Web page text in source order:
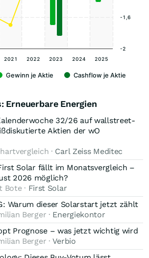
Gewinn je Aktie Cashflow je Aktie
2021 2022 2023 2024 2025
-2
-1,6
Erneuerbare Energien
32/26 auf wallstreet-
Aktien der wO
· Carl Zeiss Meditec
Solar fällt im Monatsvergleich –
2026 möglich?
Bote · First Solar
Warum dieser Solarstart jetzt zählt
Berger · Energiekontor
Prognose – was jetzt wichtig wird
Berger ·Verbio